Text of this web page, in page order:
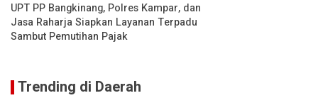
UPT PP Bangkinang, Polres Kampar, dan
Jasa Raharja Siapkan Layanan Terpadu
Sambut Pemutihan Pajak
Trending di Daerah